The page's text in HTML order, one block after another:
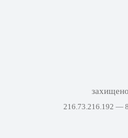
захищено
216.73.216.192 —